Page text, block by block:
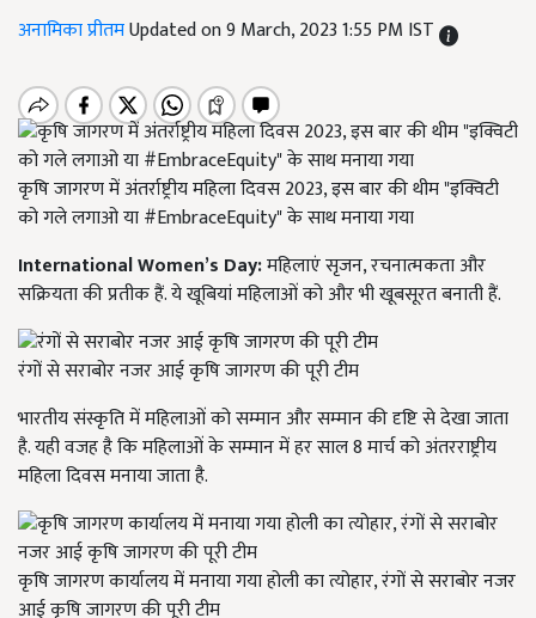
अनामिका प्रीतमUpdated on 9 March, 2023 1:55 PM IST
कृषि जागरण में अंतर्राष्ट्रीय महिला दिवस 2023, इस बार की थीम "इक्विटी
को गले लगाओ या #EmbraceEquity" के साथ मनाया गया
International Women’s Day:महिलाएं सृजन, रचनात्मकता और
सक्रियता की प्रतीक हैं. ये खूबियां महिलाओं को और भी खूबसूरत बनाती हैं.
रंगों से सराबोर नजर आई कृषि जागरण की पूरी टीम
भारतीय संस्कृति में महिलाओं को सम्मान और सम्मान की दृष्टि से देखा जाता
है. यही वजह है कि महिलाओं के सम्मान में हर साल 8 मार्च को अंतरराष्ट्रीय
महिला दिवस मनाया जाता है.
कृषि जागरण कार्यालय में मनाया गया होली का त्योहार, रंगों से सराबोर नजर
आई कृषि जागरण की पूरी टीम